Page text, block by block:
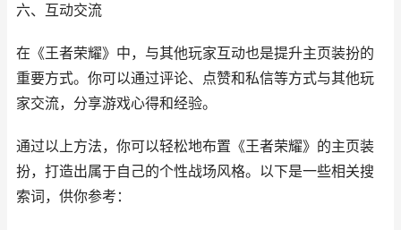
六、互动交流
在《王者荣耀》中，与其他玩家互动也是提升主页装扮的
重要方式。你可以通过评论、点赞和私信等方式与其他玩
家交流，分享游戏心得和经验。
通过以上方法，你可以轻松地布置《王者荣耀》的主页装
扮，打造出属于自己的个性战场风格。以下是一些相关搜
索词，供你参考：